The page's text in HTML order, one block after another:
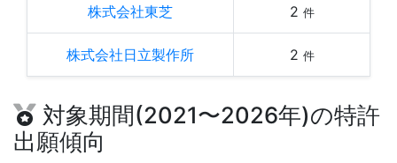
株式会社東芝 2 件
株式会社日立製作所 2 件
対象期間(2021〜2026年)の特許
出願傾向